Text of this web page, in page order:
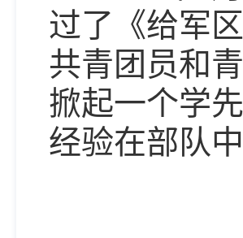
过了《给军
共青团员和
掀起一个学
经验在部队